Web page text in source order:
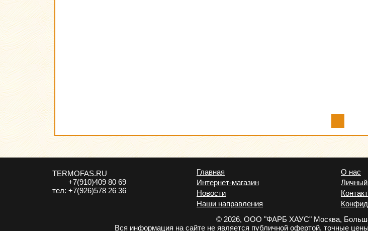
TERMOFAS.RU
тел:
+7(910)409 80 69
+7(926)578 26 36
Главная
Интернет-магазин
Новости
Наши направления
О нас
Личный
© 2026, ООО "ФАРБ ХАУС" Москва,
Вся информация на сайте не является публичной офертой, точные